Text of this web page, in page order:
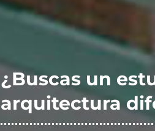
¿Buscas un
arquitectura